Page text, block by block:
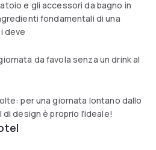
e gli accessori da bagno in
fondamentali di una
deve
da favola senza un drink al
per una giornata lontano dallo
design è proprio l’ideale!